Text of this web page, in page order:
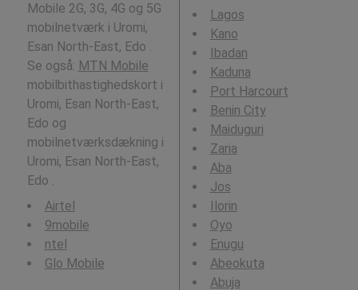
Mobile 2G, 3G, 4G og 5G
mobilnetværk i Uromi,
Esan North-East, Edo .
Se også: MTN Mobile
mobilbithastighedskort i
Uromi, Esan North-East,
Edo og
mobilnetværksdækning i
Uromi, Esan North-East,
Edo .
Airtel
9mobile
ntel
Glo Mobile
Lagos
Kano
Ibadan
Kaduna
Port Harcourt
Benin City
Maiduguri
Zaria
Aba
Jos
Ilorin
Oyo
Enugu
Abeokuta
Abuja